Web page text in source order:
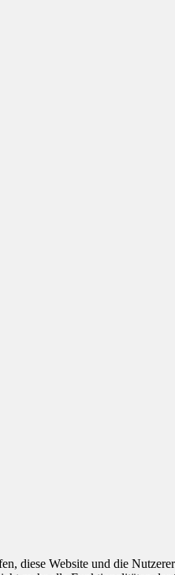
diese Website und die